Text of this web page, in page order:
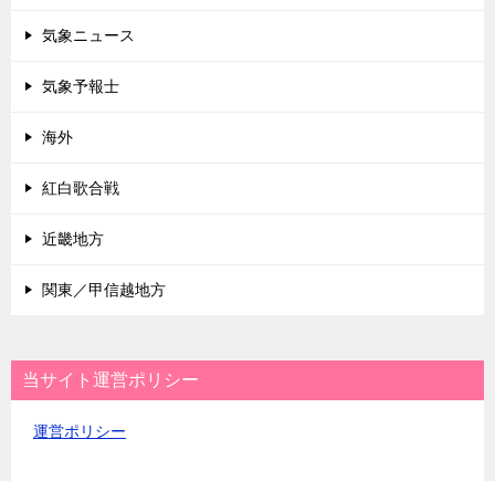
気象ニュース
気象予報士
海外
紅白歌合戦
近畿地方
関東／甲信越地方
当サイト運営ポリシー
運営ポリシー